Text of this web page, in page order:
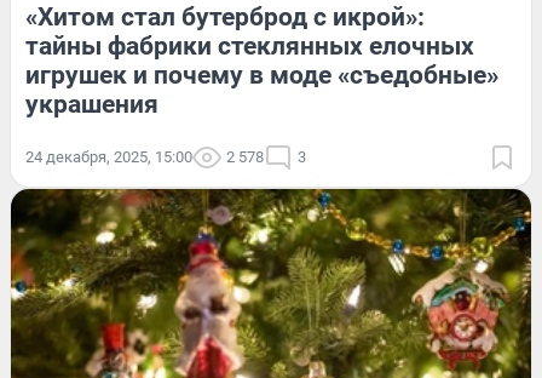
«Хитом стал бутерброд с икрой»:
тайны фабрики стеклянных елочных
игрушек и почему в моде «съедобные»
украшения
24 декабря, 2025, 15:00 2 578 3